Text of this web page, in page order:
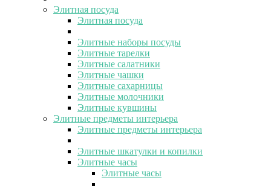
Элитная посуда
Элитная посуда
Элитные наборы посуды
Элитные тарелки
Элитные салатники
Элитные чашки
Элитные сахарницы
Элитные молочники
Элитные кувшины
Элитные предметы интерьера
Элитные предметы интерьера
Элитные шкатулки и копилки
Элитные часы
Элитные часы